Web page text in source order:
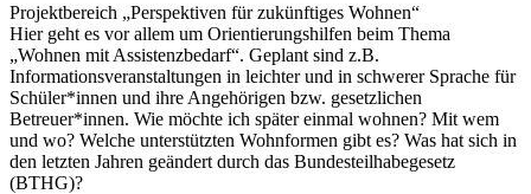
Projektbereich „Perspektiven für zukünftiges Wohnen“
Hier geht es vor allem um Orientierungshilfen beim Thema
„Wohnen mit Assistenzbedarf“. Geplant sind z.B.
Informationsveranstaltungen in leichter und in schwerer Sprache für
Schüler*innen und ihre Angehörigen bzw. gesetzlichen
Betreuer*innen. Wie möchte ich später einmal wohnen? Mit wem
und wo? Welche unterstützten Wohnformen gibt es? Was hat sich in
den letzten Jahren geändert durch das Bundesteilhabegesetz
(BTHG)?